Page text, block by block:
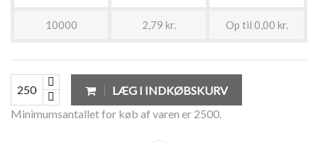
10000 2,79 kr. Op til 0,00 kr.
LÆG I INDKØBSKURV
Minimumsantallet for køb af varen er 2500.